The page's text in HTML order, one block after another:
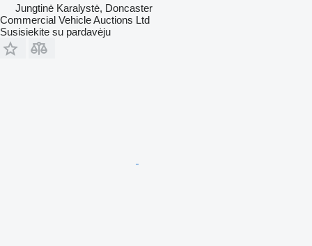
Jungtinė Karalystė, Doncaster
Commercial Vehicle Auctions Ltd
Susisiekite su pardavėju